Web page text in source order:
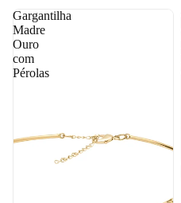
Gargantilha
Madre
Ouro
com
Pérolas